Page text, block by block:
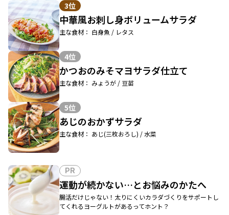
3位
中華風お刺し身ボリュームサラダ
主な食材： 白身魚 / レタス
4位
かつおのみそマヨサラダ仕立て
主な食材： みょうが / 豆苗
5位
あじのおかずサラダ
主な食材： あじ(三枚おろし) / 水菜
PR
運動が続かない…とお悩みのかたへ
腸活だけじゃない！太りにくいカラダづくりをサポートし
てくれるヨーグルトがあるってホント？